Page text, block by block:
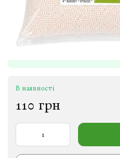
В наявності
110 грн